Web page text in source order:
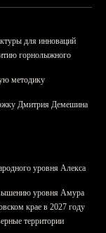
для инноваций
горнолыжного
методику
Дмитрия Демешина
уровня Алекса
уровня Амура
крае в 2027 году
территории